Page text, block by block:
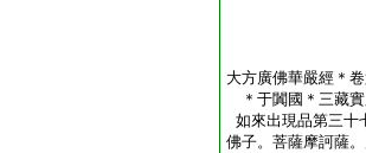
大方廣佛華嚴經＊
＊于闐國＊三藏
如來出現品第三十
佛子。菩薩摩訶薩